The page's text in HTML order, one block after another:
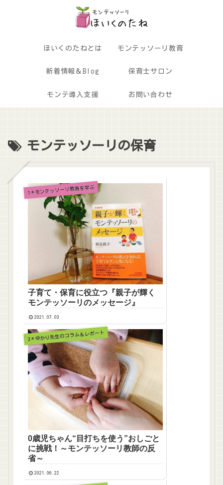
ほいくのたねとは モンテッソーリ教育
新着情報＆Blog 保育士サロン
モンテ導入支援 お問い合わせ
モンテッソーリの保育
1＊モンテッソーリ教育を学ぶ
子育て・保育に役立つ『親子が輝く
モンテッソーリのメッセージ』
2021.07.03
3＊ゆかり先生のコラム＆レポート
0歳児ちゃん“目打ちを使う”おしごと
に挑戦！～モンテッソーリ教師の反
省～
2021.06.22